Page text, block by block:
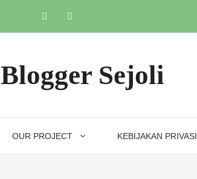
Blogger Sejoli
OUR PROJECT KEBIJAKAN PRIVASI